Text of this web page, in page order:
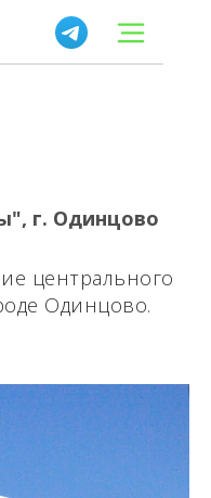
г. Одинцово
центрального
Одинцово.